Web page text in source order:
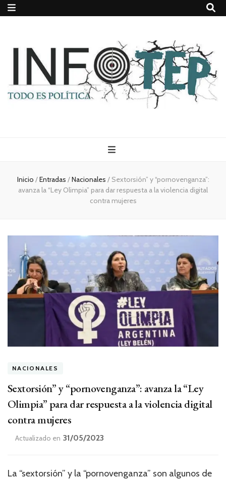
Todo es
(rosca)
política
Inicio /Entradas /Nacionales / Sextorsión” y “pornovenganza”:
avanza la “Ley Olimpia” para dar respuesta a la violencia digital
contra mujeres
NACIONALES
Sextorsión” y “pornovenganza”: avanza la “Ley
Olimpia” para dar respuesta a la violencia digital
contra mujeres
Actualizado en 31/05/2023
La “sextorsión” y la “pornovenganza” son algunos de